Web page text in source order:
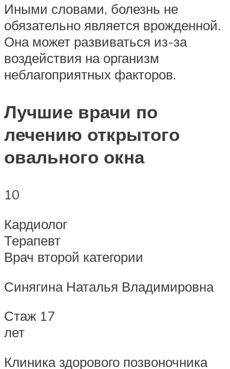
Иными словами, болезнь не
обязательно является врожденной.
Она может развиваться из-за
воздействия на организм
неблагоприятных факторов.
Лучшие врачи по
лечению открытого
овального окна
10
Кардиолог
Терапевт
Врач второй категории
Синягина Наталья Владимировна
Стаж 17
лет
Клиника здорового позвоночника